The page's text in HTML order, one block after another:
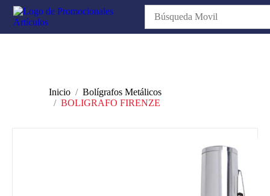
Inicio
Bolígrafos Metálicos
BOLIGRAFO FIRENZE